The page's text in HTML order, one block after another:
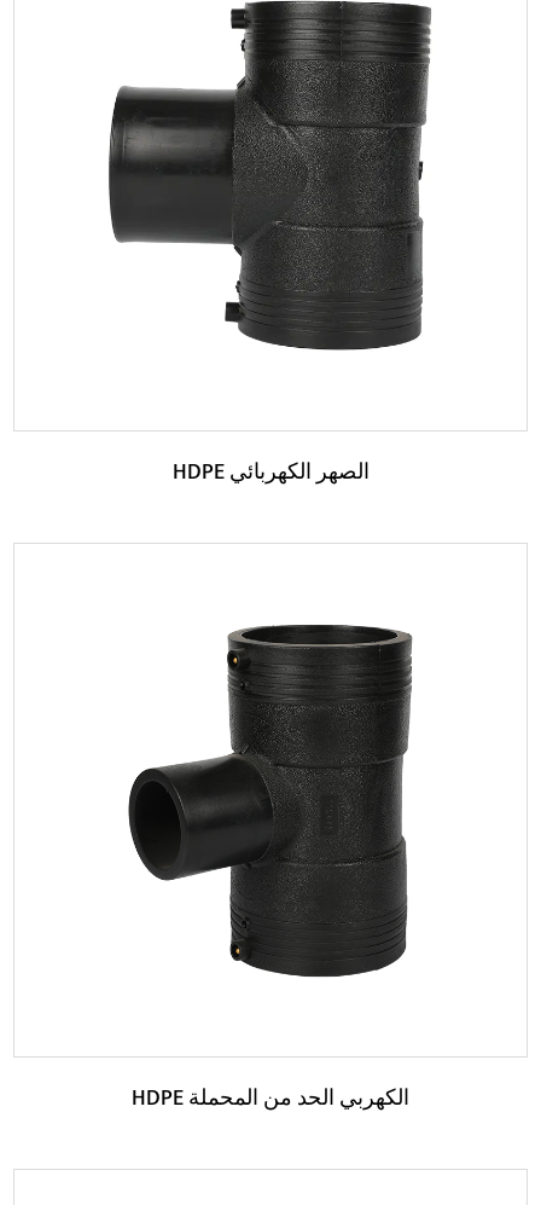
حدود:
اقرأ المزيد
حدود:
إنها مصنوعة من مادة HDPE عالية الجودة مع مقاومة أفضل
اقرأ المزيد
HDPE الصهر الكهربائي
HDPE الكهربي الحد من المحملة